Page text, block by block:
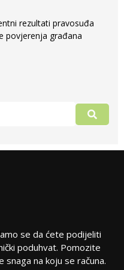
rezultati pravosuđa
povjerenja građana
se da ćete podijeliti
poduhvat. Pomozite
snaga na koju se računa.